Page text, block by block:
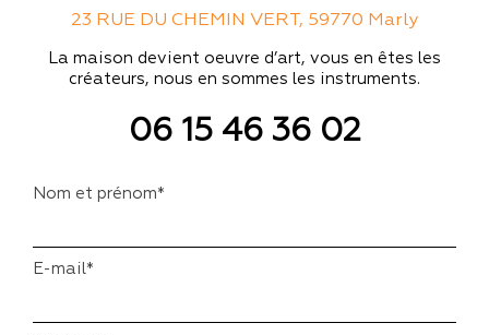
23 RUE DU CHEMIN VERT, 59770 Marly
La maison devient oeuvre d’art, vous en êtes les
créateurs, nous en sommes les instruments.
06 15 46 36 02
Nom et prénom*
E-mail*